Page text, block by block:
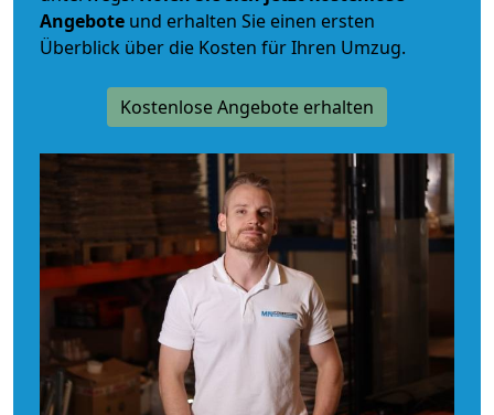
Angebote und erhalten Sie einen ersten
Überblick über die Kosten für Ihren Umzug.
Kostenlose Angebote erhalten